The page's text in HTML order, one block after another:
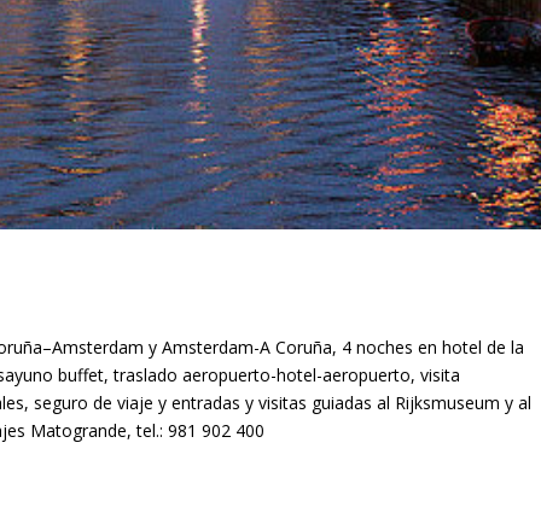
y Amsterdam-A Coruña, 4 noches en hotel de la
buffet, traslado aeropuerto-hotel-aeropuerto, visita
seguro de viaje y entradas y visitas guiadas al Rijksmuseum y al
Matogrande, tel.: 981 902 400